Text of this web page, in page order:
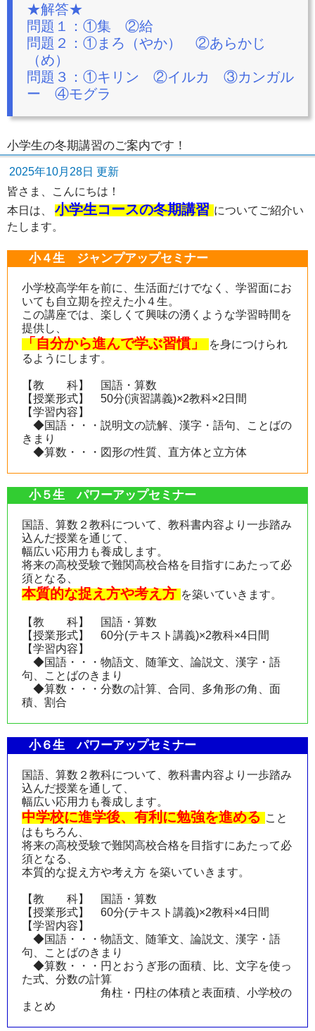
★解答★
問題１：①集 ②給
問題２：①まろ（やか） ②あらかじ
（め）
問題３：①キリン ②イルカ ③カンガル
ー ④モグラ
小学生の冬期講習のご案内です！
2025年10月28日 更新
皆さま、こんにちは！
本日は、 小学生コースの冬期講習についてご紹介い
たします。
小４生 ジャンプアップセミナー
小学校高学年を前に、生活面だけでなく、学習面にお
いても自立期を控えた小４生。
この講座では、楽しくて興味の湧くような学習時間を
提供し、
「自分から進んで学ぶ習慣」を身につけられ
るようにします。
【教 科】 国語・算数
【授業形式】 50分(演習講義)×2教科×2日間
【学習内容】
◆国語・・・説明文の読解、漢字・語句、ことばの
きまり
◆算数・・・図形の性質、直方体と立方体
小５生 パワーアップセミナー
国語、算数２教科について、教科書内容より一歩踏み
込んだ授業を通じて、
幅広い応用力も養成します。
将来の高校受験で難関高校合格を目指すにあたって必
須となる、
本質的な捉え方や考え方を築いていきます。
【教 科】 国語・算数
【授業形式】 60分(テキスト講義)×2教科×4日間
【学習内容】
◆国語・・・物語文、随筆文、論説文、漢字・語
句、ことばのきまり
◆算数・・・分数の計算、合同、多角形の角、面
積、割合
小６生 パワーアップセミナー
国語、算数２教科について、教科書内容より一歩踏み
込んだ授業を通して、
幅広い応用力も養成します。
中学校に進学後、有利に勉強を進めること
はもちろん、
将来の高校受験で難関高校合格を目指すにあたって必
須となる、
本質的な捉え方や考え方 を築いていきます。
【教 科】 国語・算数
【授業形式】 60分(テキスト講義)×2教科×4日間
【学習内容】
◆国語・・・物語文、随筆文、論説文、漢字・語
句、ことばのきまり
◆算数・・・円とおうぎ形の面積、比、文字を使っ
た式、分数の計算
角柱・円柱の体積と表面積、小学校の
まとめ